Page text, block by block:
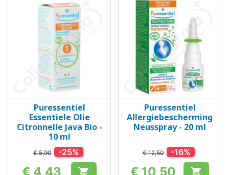
Puressentiel
Essentiele Olie
Citronnelle Java Bio -
10 ml
€ 5,90 -25%
€ 4,43 
Puressentiel
Allergiebescherming
Neusspray - 20 ml
€ 12,50 -16%
€ 10,50 